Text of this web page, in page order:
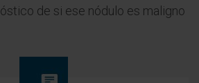
de si ese nódulo es maligno